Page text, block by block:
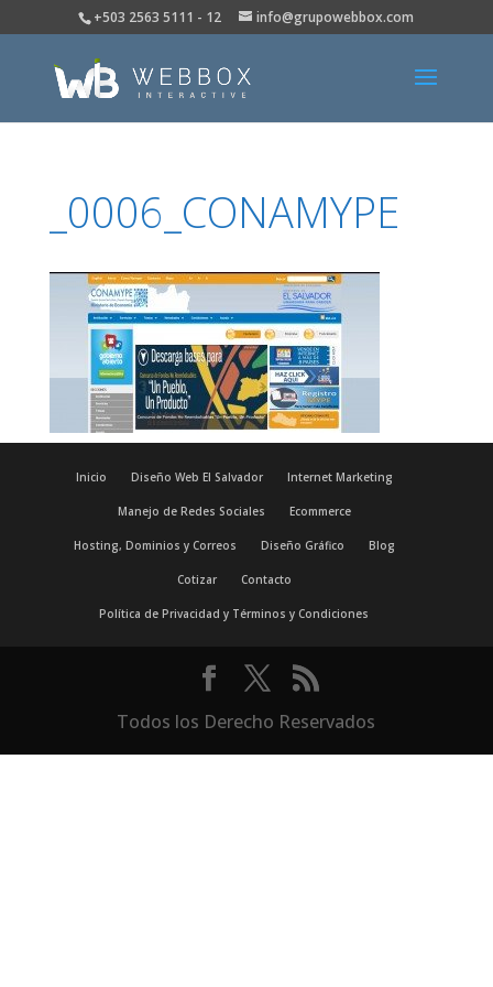
+503 2563 5111 - 12 info@grupowebbox.com
_0006_CONAMYPE
Inicio Diseño Web El Salvador Internet Marketing
Manejo de Redes Sociales Ecommerce
Hosting, Dominios y Correos Diseño Gráfico Blog
Cotizar Contacto
Política de Privacidad y Términos y Condiciones
Todos los Derecho Reservados